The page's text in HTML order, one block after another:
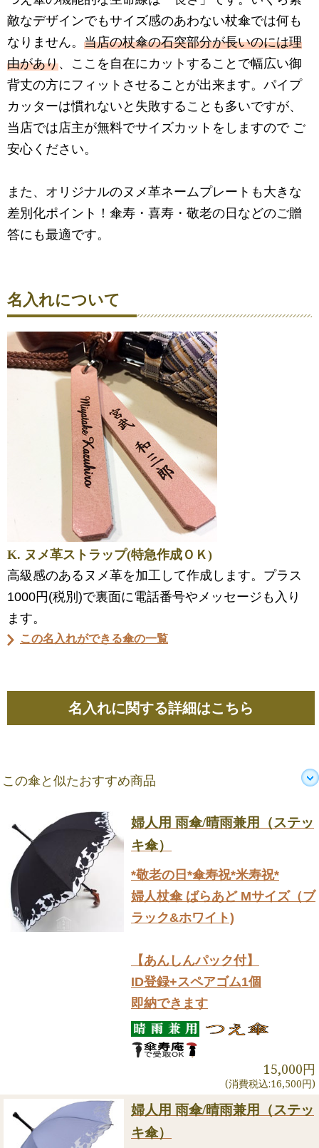
敵なデザインでもサイズ感のあわない杖傘では何も
なりません。 当店の杖傘の石突部分が長いのには理
由があり、ここを自在にカットすることで幅広い御
背丈の方にフィットさせることが出来ます。パイプ
カッターは慣れないと失敗することも多いですが、
当店では店主が無料でサイズカットをしますので ご
安心ください。
また、オリジナルのヌメ革ネームプレートも大きな
差別化ポイント！傘寿・喜寿・敬老の日などのご贈
答にも最適です。
名入れについて
K. ヌメ革ストラップ(特急作成ＯＫ)
高級感のあるヌメ革を加工して作成します。プラス
1000円(税別)で裏面に電話番号やメッセージも入り
ます。
この名入れができる傘の一覧
名入れに関する詳細はこちら
この傘と似たおすすめ商品
婦人用 雨傘/晴雨兼用（ステッ
キ傘）
*敬老の日*傘寿祝*米寿祝*
婦人杖傘 ばらあど Mサイズ（ブ
ラック&ホワイト)
【あんしんパック付】
ID登録+スペアゴム1個
即納できます
15,000円
(消費税込:16,500円)
婦人用 雨傘/晴雨兼用（ステッ
キ傘）